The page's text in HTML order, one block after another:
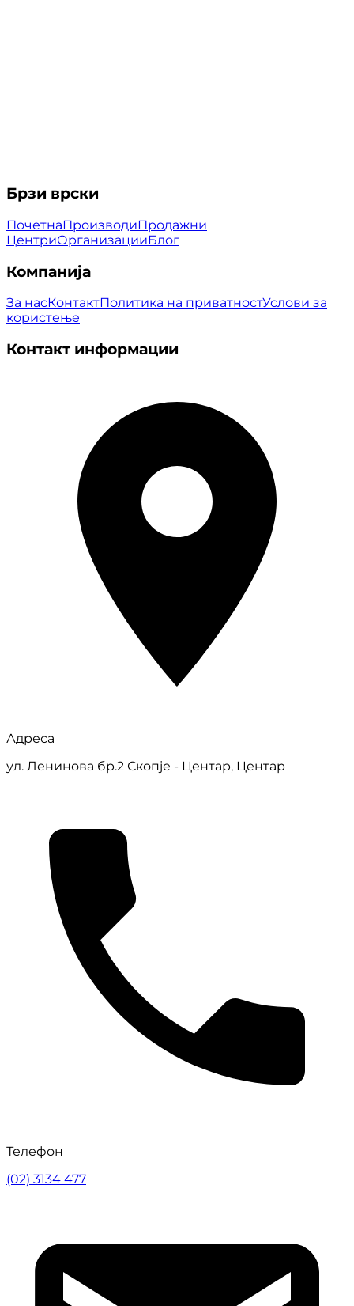
Брзи врски
ПочетнаПроизводиПродажни
ЦентриОрганизацииБлог
Компанија
За насКонтактПолитика на приватностУслови за
користење
Контакт информации
Адреса
ул. Ленинова бр.2 Скопје - Центар, Центар
Телефон
(02) 3134 477